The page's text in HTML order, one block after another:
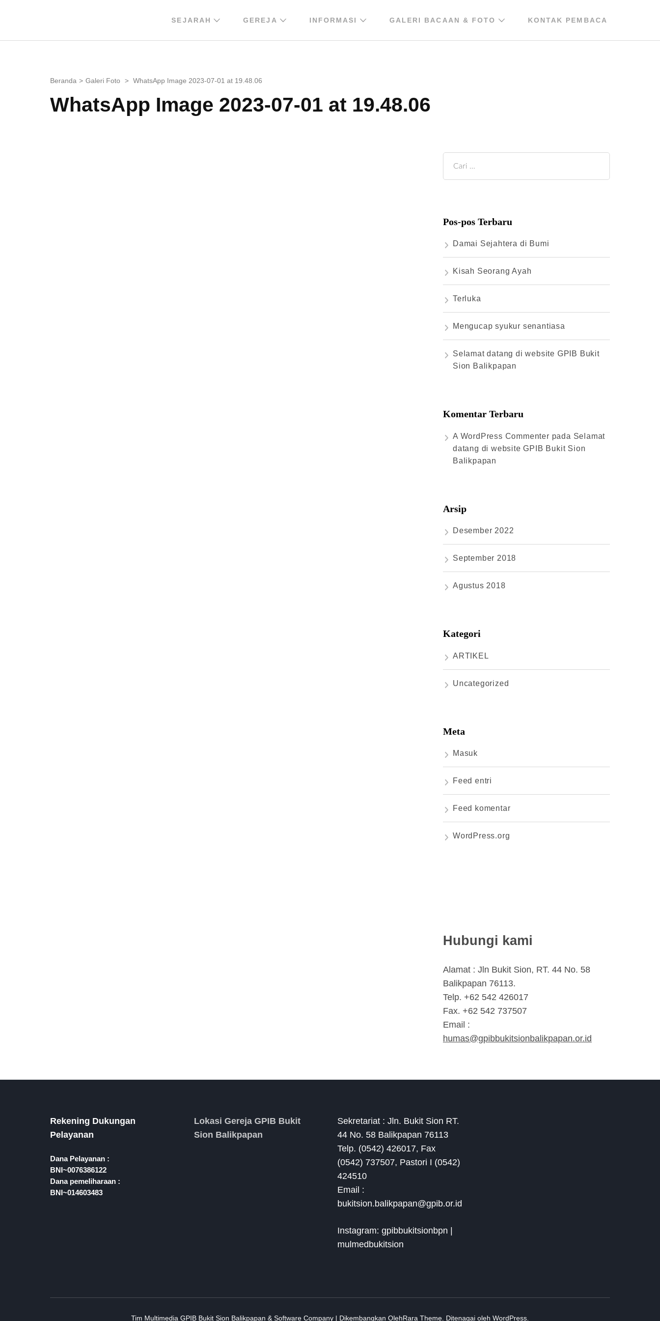
GPIB BUKIT SION BALIKPAPAN
SEJARAH GEREJA INFORMASI GALERI BACAAN & FOTO KONTAK PEMBACA
Beranda > Galeri Foto > WhatsApp Image 2023-07-01 at 19.48.06
WhatsApp Image 2023-07-01 at 19.48.06
Cari
untuk:
Pos-pos Terbaru
Damai Sejahtera di Bumi
Kisah Seorang Ayah
Terluka
Mengucap syukur senantiasa
Selamat datang di website GPIB Bukit
Sion Balikpapan
Komentar Terbaru
A WordPress Commenter pada Selamat
datang di website GPIB Bukit Sion
Balikpapan
Arsip
Desember 2022
September 2018
Agustus 2018
Kategori
ARTIKEL
Uncategorized
Meta
Masuk
Feed entri
Feed komentar
WordPress.org
Hubungi kami
Alamat : Jln Bukit Sion, RT. 44 No. 58
Balikpapan 76113.
Telp. +62 542 426017
Fax. +62 542 737507
Email :
humas@gpibbukitsionbalikpapan.or.id
Rekening Dukungan
Pelayanan
Dana Pelayanan :
BNI~0076386122
Dana pemeliharaan :
BNI~014603483
Lokasi Gereja GPIB Bukit
Sion Balikpapan
Sekretariat : Jln. Bukit Sion RT.
44 No. 58 Balikpapan 76113
Telp. (0542) 426017, Fax
(0542) 737507, Pastori I (0542)
424510
Email :
bukitsion.balikpapan@gpib.or.id
Instagram: gpibbukitsionbpn |
mulmedbukitsion
Tim Multimedia GPIB Bukit Sion Balikpapan & Software Company | Dikembangkan OlehRara Theme Ditenagai oleh WordPress